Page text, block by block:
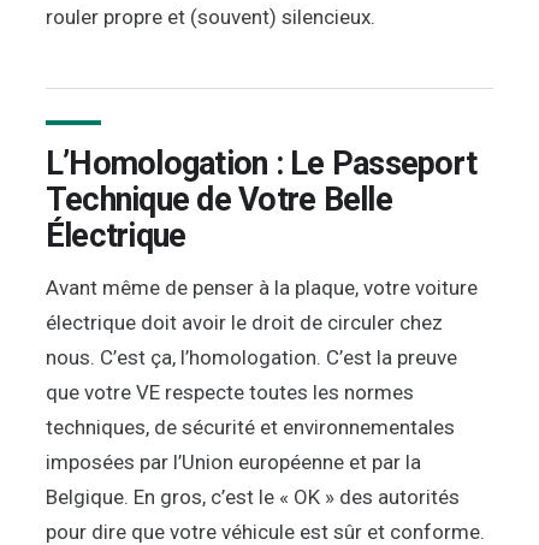
rouler propre et (souvent) silencieux.
L’Homologation : Le Passeport
Technique de Votre Belle
Électrique
Avant même de penser à la plaque, votre voiture
électrique doit avoir le droit de circuler chez
nous. C’est ça, l’homologation. C’est la preuve
que votre VE respecte toutes les normes
techniques, de sécurité et environnementales
imposées par l’Union européenne et par la
Belgique. En gros, c’est le « OK » des autorités
pour dire que votre véhicule est sûr et conforme.